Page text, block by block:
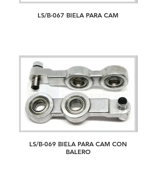
LS/B-067 BIELA PARA CAM
LS/B-069 BIELA PARA CAM CON
BALERO